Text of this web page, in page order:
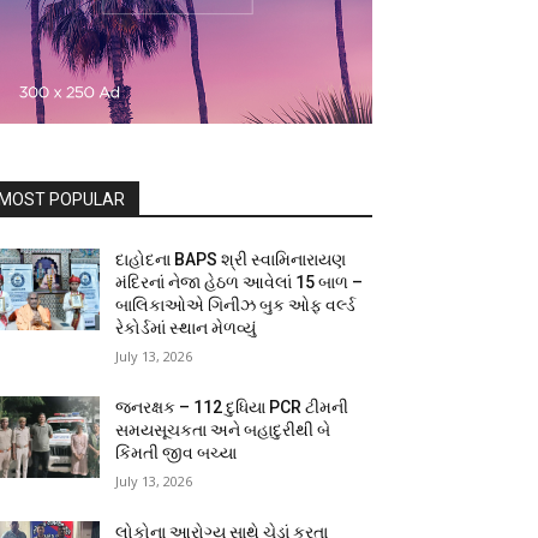
POPULAR
દાહોદના BAPS શ્રી સ્વામિનારાયણ
મંદિરનાં નેજા હેઠળ આવેલાં 15 બાળ –
બાલિકાઓએ ગિનીઝ બુક ઓફ વર્લ્ડ
રેકોર્ડમાં સ્થાન મેળવ્યું
July 13, 2026
જનરક્ષક – 112 દુધિયા PCR ટીમની
સમયસૂચકતા અને બહાદુરીથી બે
કિંમતી જીવ બચ્યા
July 13, 2026
લોકોના આરોગ્ય સાથે ચેડાં કરતા